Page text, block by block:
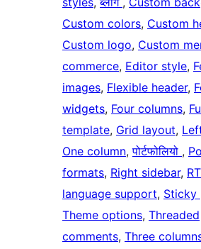
Custom colors, Custom
Custom logo, Custom
commerce, Editor style,
images, Flexible header,
widgets, Four columns,
template, Grid layout,
One column, पोर्टफोलियो ,
formats, Right sidebar,
language support, Sticky
Theme options, Threaded
comments, Three